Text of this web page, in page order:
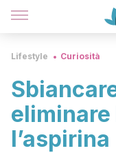
Lifestyle Curiosità
l’aspirina